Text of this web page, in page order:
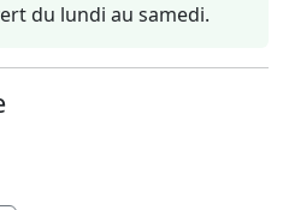
du lundi au samedi.